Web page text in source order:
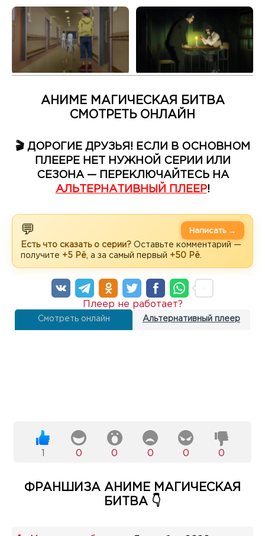
АНИМЕ МАГИЧЕСКАЯ БИТВА
СМОТРЕТЬ ОНЛАЙН
🎬 ДОРОГИЕ ДРУЗЬЯ! ЕСЛИ В ОСНОВНОМ
ПЛЕЕРЕ НЕТ НУЖНОЙ СЕРИИ ИЛИ
СЕЗОНА — ПЕРЕКЛЮЧАЙТЕСЬ НА
АЛЬТЕРНАТИВНЫЙ ПЛЕЕР!
💬
Есть что сказать о серии? Оставьте комментарий —
получите +5 Рё , а за самый первый +50 Рё
Написать →
Смотреть онлайн Альтернативный плеер
Плеер не работает?
0 0 0 0 0
ФРАНШИЗА АНИМЕ МАГИЧЕСКАЯ
БИТВА 👇